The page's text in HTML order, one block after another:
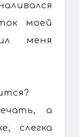
моей
меня
а
слегка